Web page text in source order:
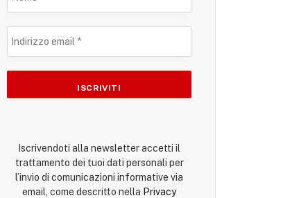
Iscrivendoti alla newsletter accetti il
trattamento dei tuoi dati personali per
l’invio di comunicazioni informative via
email, come descritto nella Privacy